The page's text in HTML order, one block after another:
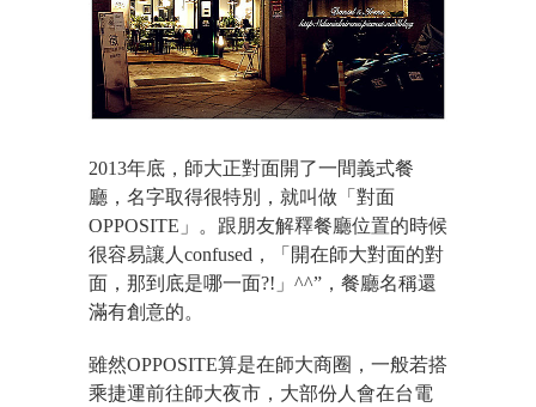
2013年底，師大正對面開了一間義式餐
廳，名字取得很特別，就叫做「對面
OPPOSITE」。跟朋友解釋餐廳位置的時候
很容易讓人confused，「開在師大對面的對
面，那到底是哪一面?!」^^”，餐廳名稱還
滿有創意的。
雖然OPPOSITE算是在師大商圈，一般若搭
乘捷運前往師大夜市，大部份人會在台電